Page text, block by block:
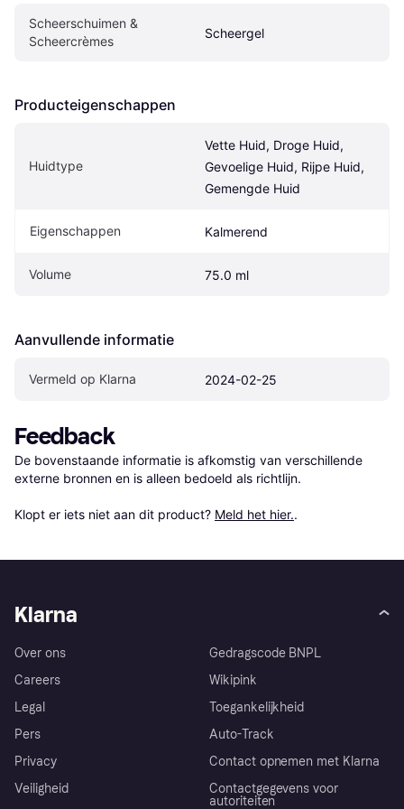
Scheerschuimen &
Scheercrèmes
Scheergel
Producteigenschappen
Huidtype
Vette Huid, Droge Huid,
Gevoelige Huid, Rijpe Huid,
Gemengde Huid
Eigenschappen Kalmerend
Volume 75.0 ml
Aanvullende informatie
Vermeld op Klarna 2024-02-25
Feedback
De bovenstaande informatie is afkomstig van verschillende
externe bronnen en is alleen bedoeld als richtlijn.
Klopt er iets niet aan dit product? Meld het hier..
Klarna
Over ons
Careers
Legal
Pers
Privacy
Veiligheid
Gedragscode BNPL
Wikipink
Toegankelijkheid
Auto-Track
Contact opnemen met Klarna
Contactgegevens voor
autoriteiten